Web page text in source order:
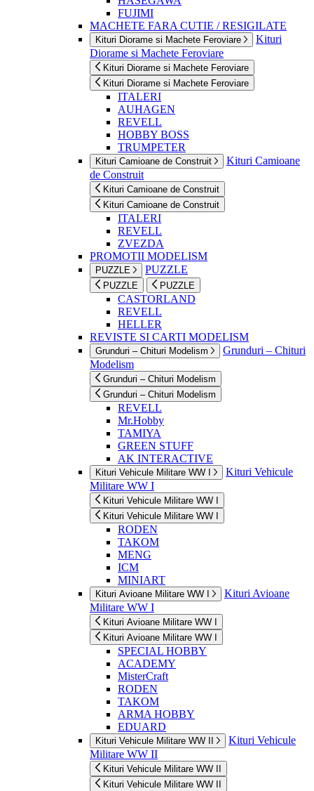
FUJIMI
MACHETE FARA CUTIE / RESIGILATE
Kituri Diorame si Machete Feroviare
Kituri
Diorame si Machete Feroviare
Kituri Diorame si Machete Feroviare
Kituri Diorame si Machete Feroviare
ITALERI
AUHAGEN
REVELL
HOBBY BOSS
TRUMPETER
Kituri Camioane de Construit
Kituri Camioane
de Construit
Kituri Camioane de Construit
Kituri Camioane de Construit
ITALERI
REVELL
ZVEZDA
PROMOTII MODELISM
PUZZLE PUZZLE
PUZZLE PUZZLE
CASTORLAND
REVELL
HELLER
REVISTE SI CARTI MODELISM
Grunduri – Chituri Modelism
Grunduri – Chituri
Modelism
Grunduri – Chituri Modelism
Grunduri – Chituri Modelism
REVELL
Mr.Hobby
TAMIYA
GREEN STUFF
AK INTERACTIVE
Kituri Vehicule Militare WW I
Kituri Vehicule
Militare WW I
Kituri Vehicule Militare WW I
Kituri Vehicule Militare WW I
RODEN
TAKOM
MENG
ICM
MINIART
Kituri Avioane Militare WW I
Kituri Avioane
Militare WW I
Kituri Avioane Militare WW I
Kituri Avioane Militare WW I
SPECIAL HOBBY
ACADEMY
MisterCraft
RODEN
TAKOM
ARMA HOBBY
EDUARD
Kituri Vehicule Militare WW II
Kituri Vehicule
Militare WW II
Kituri Vehicule Militare WW II
Kituri Vehicule Militare WW II